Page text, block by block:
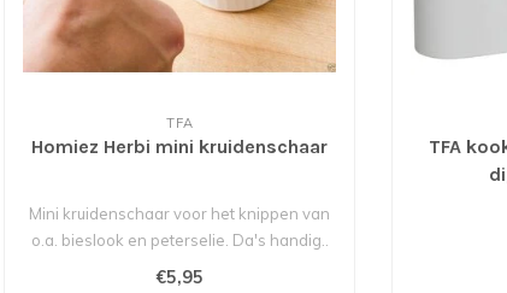
TFA
Homiez Herbi mini kruidenschaar
Mini kruidenschaar voor het knippen van
o.a. bieslook en peterselie. Da's handig..
€5,95
TFA